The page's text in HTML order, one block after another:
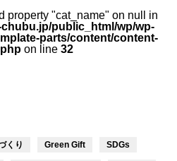
property "cat_name" on null in
public_html/wp/wp-
parts/content/content-
on line 32
くり Green Gift SDGs